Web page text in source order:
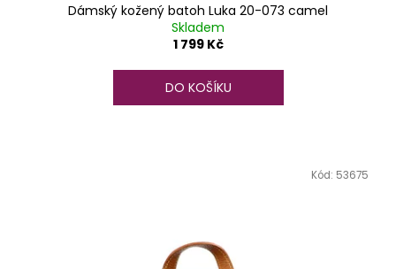
Dámský kožený batoh Luka 20-073 camel
Skladem
1 799 Kč
DO KOŠÍKU
Kód: 53675